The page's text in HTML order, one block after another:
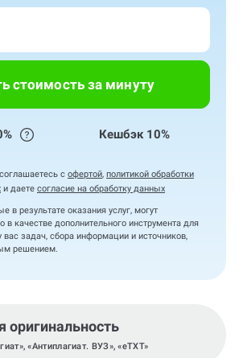
стоимость за минуту
Кешбэк 10%
с офертой, политикой обработки
и даете согласие на обработку данных
в результате оказания услуг, могут
в качестве дополнительного инструмента для
задач, сбора информации и источников,
решением.
оригинальность
«Антиплагиат. ВУЗ», «eTXT»